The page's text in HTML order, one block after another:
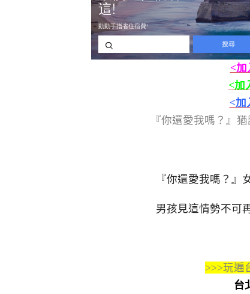
<
<加
<加
『你還愛我嗎？』
『你還愛我嗎？』
男孩見這情勢不可
>>>玩遍
台